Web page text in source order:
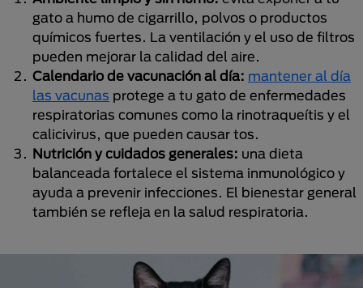
gato a humo de cigarrillo, polvos o productos
químicos fuertes. La ventilación y el uso de filtros
pueden mejorar la calidad del aire.
Calendario de vacunación al día: mantener al día
las vacunas protege a tu gato de enfermedades
respiratorias comunes como la rinotraqueítis y el
calicivirus, que pueden causar tos.
Nutrición y cuidados generales: una dieta
balanceada fortalece el sistema inmunológico y
ayuda a prevenir infecciones. El bienestar general
también se refleja en la salud respiratoria.